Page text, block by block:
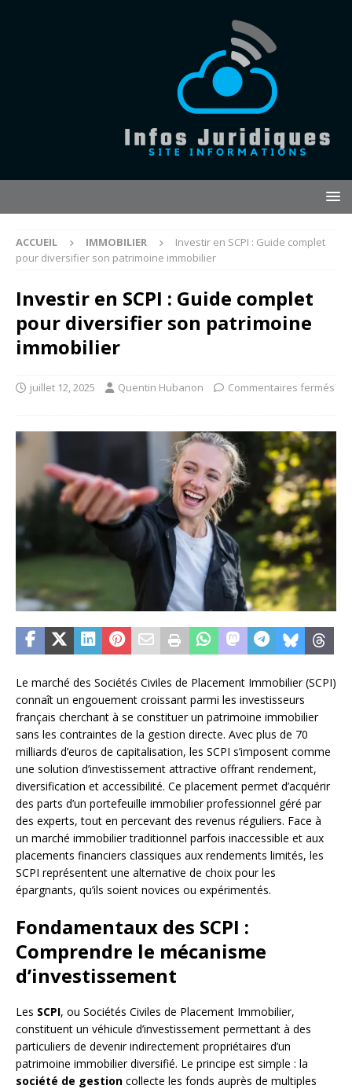
ACCUEIL IMMOBILIER
Investir en SCPI : Guide complet
pour diversifier son patrimoine immobilier
Investir en SCPI : Guide complet
pour diversifier son patrimoine
immobilier
juillet 12, 2025 Quentin Hubanon Commentaires fermés
Le marché des Sociétés Civiles de Placement Immobilier (SCPI)
connaît un engouement croissant parmi les investisseurs
français cherchant à se constituer un patrimoine immobilier
sans les contraintes de la gestion directe. Avec plus de 70
milliards d’euros de capitalisation, les SCPI s’imposent comme
une solution d’investissement attractive offrant rendement,
diversification et accessibilité. Ce placement permet d’acquérir
des parts d’un portefeuille immobilier professionnel géré par
des experts, tout en percevant des revenus réguliers. Face à
un marché immobilier traditionnel parfois inaccessible et aux
placements financiers classiques aux rendements limités, les
SCPI représentent une alternative de choix pour les
épargnants, qu’ils soient novices ou expérimentés.
Fondamentaux des SCPI :
Comprendre le mécanisme
d’investissement
Les SCPI, ou Sociétés Civiles de Placement Immobilier,
constituent un véhicule d’investissement permettant à des
particuliers de devenir indirectement propriétaires d’un
patrimoine immobilier diversifié. Le principe est simple : la
société de gestion collecte les fonds auprès de multiples